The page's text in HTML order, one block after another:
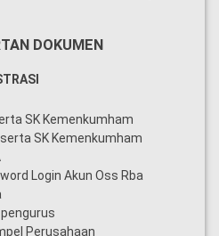
DOKUMEN
SK Kemenkumham
SK Kemenkumham
Login Akun Oss Rba
Perusahaan